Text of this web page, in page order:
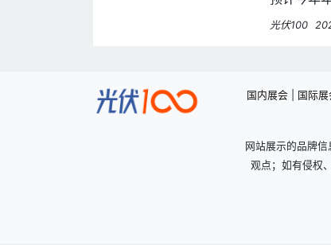
光伏100
国内展会| 国际展
网站展示的品牌
观点；如有侵权